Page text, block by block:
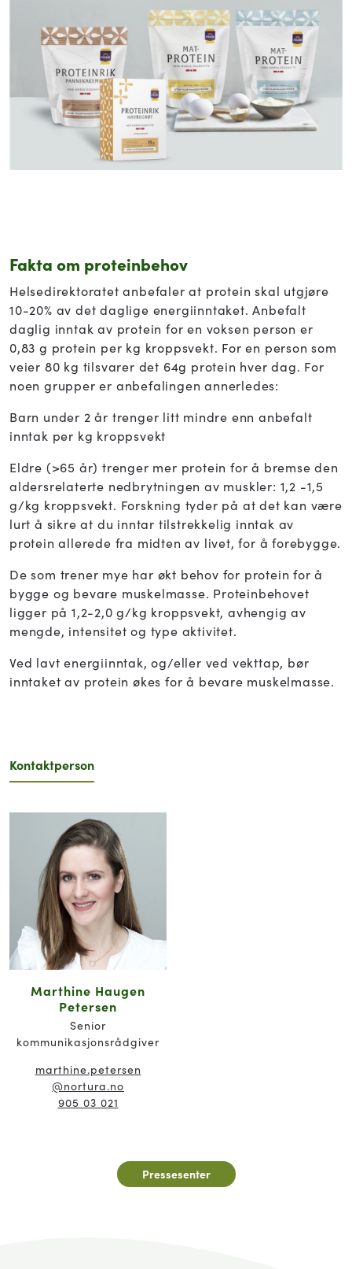
Fakta om proteinbehov
Helsedirektoratet anbefaler at protein skal utgjøre
10-20% av det daglige energiinntaket. Anbefalt
daglig inntak av protein for en voksen person er
0,83 g protein per kg kroppsvekt. For en person som
veier 80 kg tilsvarer det 64g protein hver dag. For
noen grupper er anbefalingen annerledes:
Barn under 2 år trenger litt mindre enn anbefalt
inntak per kg kroppsvekt
Eldre (>65 år) trenger mer protein for å bremse den
aldersrelaterte nedbrytningen av muskler: 1,2 -1,5
g/kg kroppsvekt. Forskning tyder på at det kan være
lurt å sikre at du inntar tilstrekkelig inntak av
protein allerede fra midten av livet, for å forebygge.
De som trener mye har økt behov for protein for å
bygge og bevare muskelmasse. Proteinbehovet
ligger på 1,2-2,0 g/kg kroppsvekt, avhengig av
mengde, intensitet og type aktivitet.
Ved lavt energiinntak, og/eller ved vekttap, bør
inntaket av protein økes for å bevare muskelmasse.
Kontaktperson
Marthine Haugen
Petersen
Senior
kommunikasjonsrådgiver
marthine.petersen
@nortura.no
905 03 021
Pressesenter